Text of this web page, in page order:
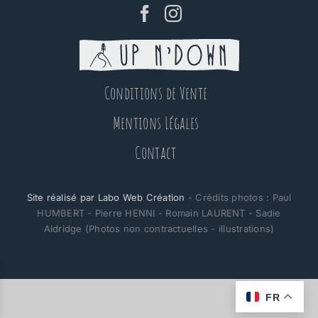
Conditions de Vente
Mentions Légales
Contact
Site réalisé par Labo Web Création - Crédits photos : Paul
HUMBERT - Pierre HENNI - Romain LAURENT - Sadie
Aldridge (Photos non contractuelles - illustrations)
FR